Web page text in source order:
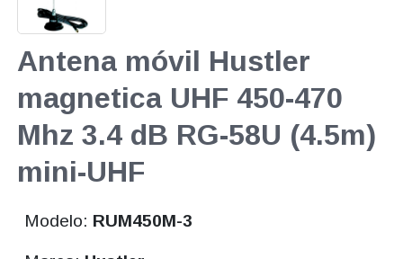
Antena móvil Hustler
magnetica UHF 450-470
Mhz 3.4 dB RG-58U (4.5m)
mini-UHF
Modelo: RUM450M-3